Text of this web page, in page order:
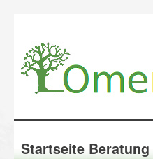
Startseite Beratung